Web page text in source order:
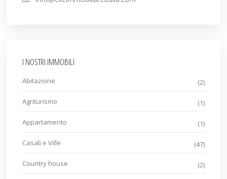
I NOSTRI IMMOBILI
Abitazione (2)
Agriturismo (1)
Appartamento (1)
Casali e Ville (47)
Country house (2)